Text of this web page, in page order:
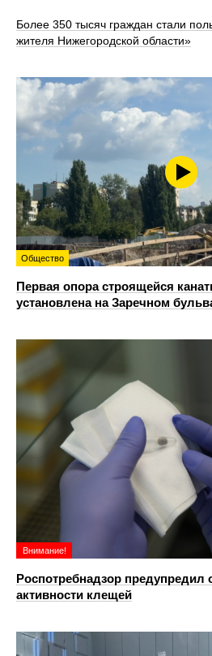
Более 350 тысяч граждан стали
жителя Нижегородской области»
Общество
Первая опора строящейся
установлена на Заречном
Внимание!
Роспотребнадзор предупредил
активности клещей